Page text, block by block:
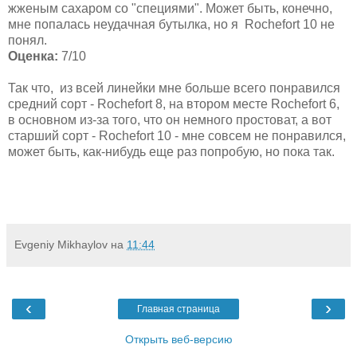
жженым сахаром со "специями". Может быть, конечно,
мне попалась неудачная бутылка, но я Rochefort 10 не
понял.
Оценка: 7/10
Так что, из всей линейки мне больше всего понравился
средний сорт - Rochefort 8, на втором месте Rochefort 6,
в основном из-за того, что он немного простоват, а вот
старший сорт - Rochefort 10 - мне совсем не понравился,
может быть, как-нибудь еще раз попробую, но пока так.
Evgeniy Mikhaylov на 11:44
‹ ›
Главная страница
Открыть веб-версию